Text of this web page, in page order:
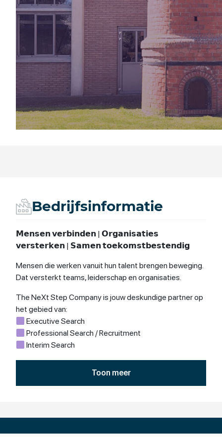
Bedrijfsinformatie
𝗠𝗲𝗻𝘀𝗲𝗻 𝘃𝗲𝗿𝗯𝗶𝗻𝗱𝗲𝗻 | 𝗢𝗿𝗴𝗮𝗻𝗶𝘀𝗮𝘁𝗶𝗲𝘀
𝘃𝗲𝗿𝘀𝘁𝗲𝗿𝗸𝗲𝗻 | 𝗦𝗮𝗺𝗲𝗻 𝘁𝗼𝗲𝗸𝗼𝗺𝘀𝘁𝗯𝗲𝘀𝘁𝗲𝗻𝗱𝗶𝗴
Mensen die werken vanuit hun talent brengen beweging.
Dat versterkt teams, leiderschap en organisaties.
The NeXt Step Company is jouw deskundige partner op
het gebied van:
Executive Search
Professional Search / Recruitment
Interim Search
Onze unieke, integrale aanpak van talentselectie, die uit
7 kernstappen bestaat, is afgestemd op de unieke
buitengewone klant- en kandidaat tevredenheid.
Toon meer